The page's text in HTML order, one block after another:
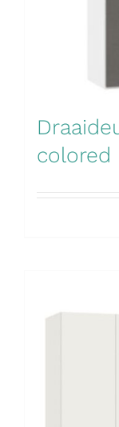
colored